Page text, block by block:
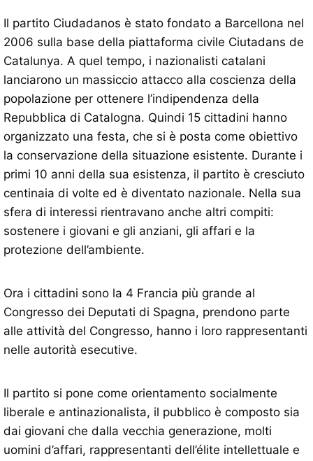
Il partito Ciudadanos è stato fondato a Barcellona nel
2006 sulla base della piattaforma civile Ciutadans de
Catalunya. A quel tempo, i nazionalisti catalani
lanciarono un massiccio attacco alla coscienza della
popolazione per ottenere l’indipendenza della
Repubblica di Catalogna. Quindi 15 cittadini hanno
organizzato una festa, che si è posta come obiettivo
la conservazione della situazione esistente. Durante i
primi 10 anni della sua esistenza, il partito è cresciuto
centinaia di volte ed è diventato nazionale. Nella sua
sfera di interessi rientravano anche altri compiti:
sostenere i giovani e gli anziani, gli affari e la
protezione dell’ambiente.
Ora i cittadini sono la 4 Francia più grande al
Congresso dei Deputati di Spagna, prendono parte
alle attività del Congresso, hanno i loro rappresentanti
nelle autorità esecutive.
Il partito si pone come orientamento socialmente
liberale e antinazionalista, il pubblico è composto sia
dai giovani che dalla vecchia generazione, molti
uomini d’affari, rappresentanti dell’élite intellettuale e